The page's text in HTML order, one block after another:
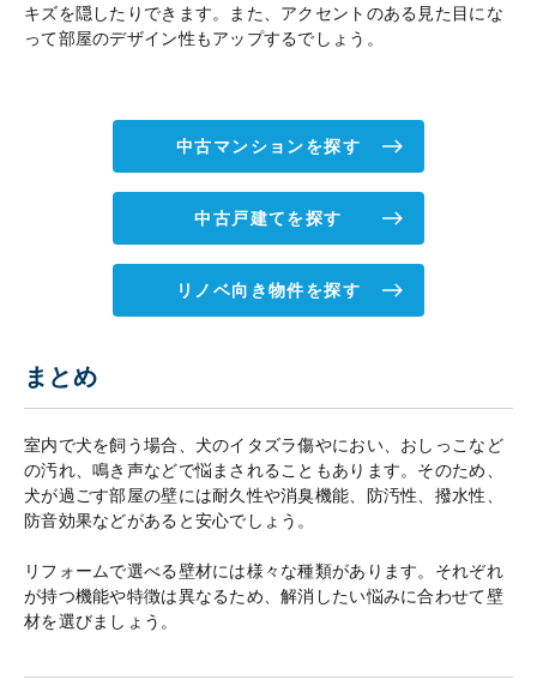
キズを隠したりできます。また、アクセントのある見た目にな
って部屋のデザイン性もアップするでしょう。
中古マンションを探す
中古戸建てを探す
リノベ向き物件を探す
まとめ
室内で犬を飼う場合、犬のイタズラ傷やにおい、おしっこなど
の汚れ、鳴き声などで悩まされることもあります。そのため、
犬が過ごす部屋の壁には耐久性や消臭機能、防汚性、撥水性、
防音効果などがあると安心でしょう。
リフォームで選べる壁材には様々な種類があります。それぞれ
が持つ機能や特徴は異なるため、解消したい悩みに合わせて壁
材を選びましょう。